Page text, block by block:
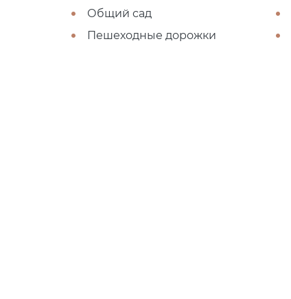
Общий сад
Пешеходные дорожки